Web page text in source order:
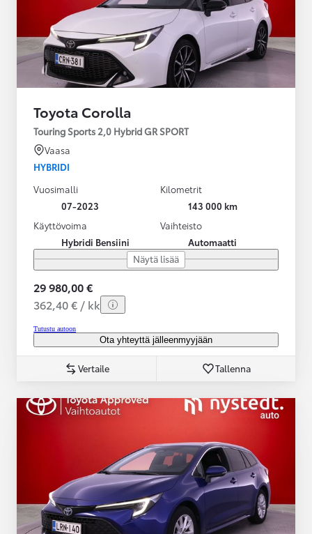
Toyota Corolla
Touring Sports 2,0 Hybrid GR SPORT
Vaasa
HYBRIDI
Vuosimalli
07-2023
Kilometrit
143 000 km
Käyttövoima
Hybridi Bensiini
Vaihteisto
Automaatti
Näytä lisää
29 980,00 €
362,40 € / kk
Tutustu autoon
Ota yhteyttä jälleenmyyjään
Vertaile Tallenna